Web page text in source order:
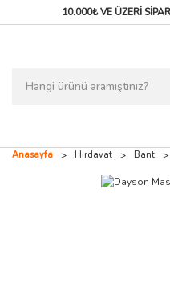
10.000₺ VE ÜZERİ
Anasayfa Hırdavat Bant